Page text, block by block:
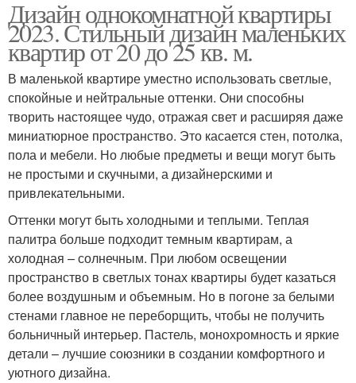
Дизайн однокомнатной квартиры
2023. Стильный дизайн маленьких
квартир от 20 до 25 кв. м.
В маленькой квартире уместно использовать светлые,
спокойные и нейтральные оттенки. Они способны
творить настоящее чудо, отражая свет и расширяя даже
миниатюрное пространство. Это касается стен, потолка,
пола и мебели. Но любые предметы и вещи могут быть
не простыми и скучными, а дизайнерскими и
привлекательными.
Оттенки могут быть холодными и теплыми. Теплая
палитра больше подходит темным квартирам, а
холодная – солнечным. При любом освещении
пространство в светлых тонах квартиры будет казаться
более воздушным и объемным. Но в погоне за белыми
стенами главное не переборщить, чтобы не получить
больничный интерьер. Пастель, монохромность и яркие
детали – лучшие союзники в создании комфортного и
уютного дизайна.